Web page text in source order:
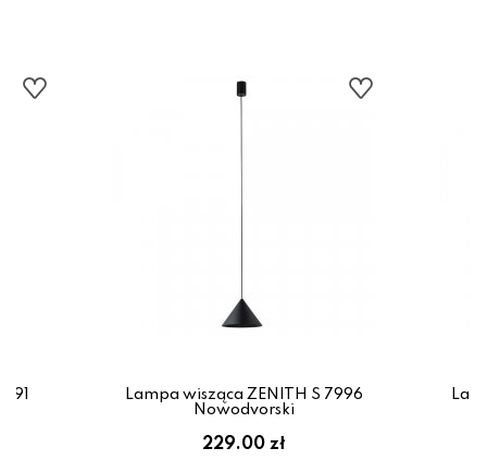
Lampa wisząca ZENITH S 7996
Nowodvorski
229.00 zł